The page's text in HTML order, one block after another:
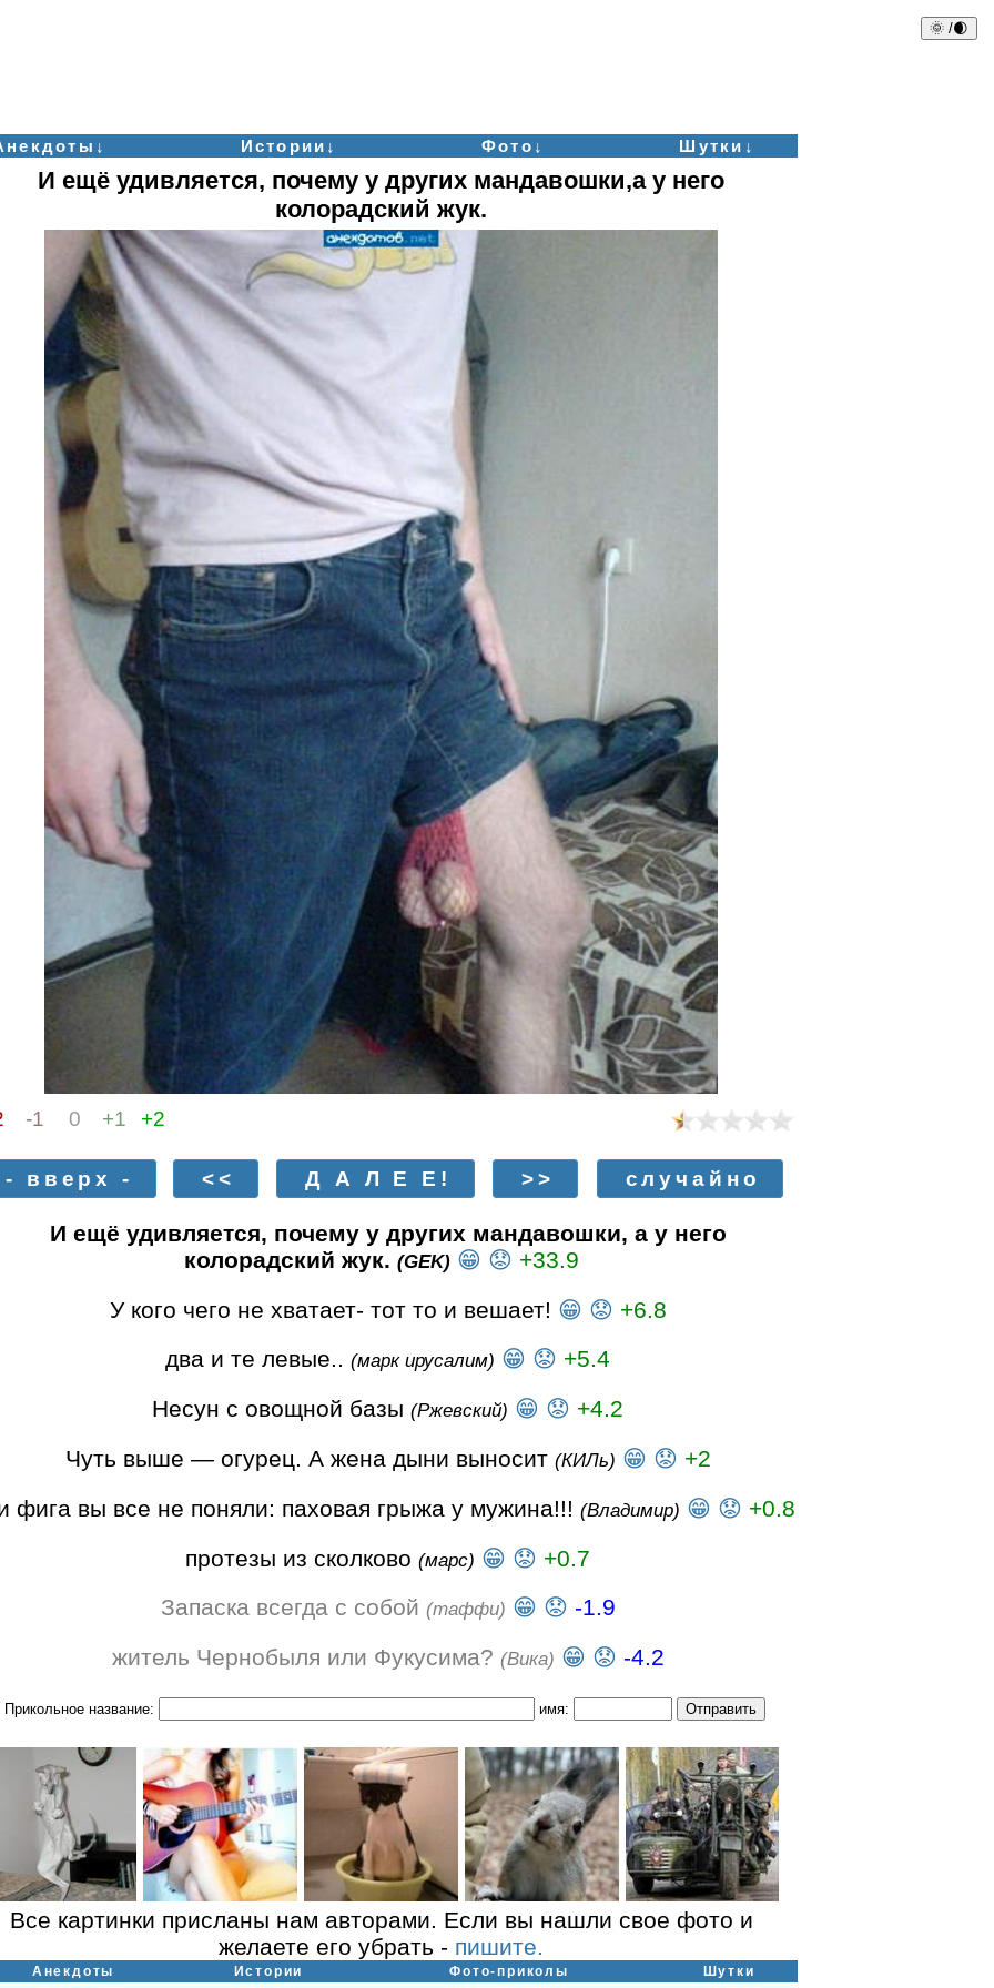
🌞 /🌒
Истории↓ Фото↓ Шутки↓
И ещё удивляется, почему у других мандавошки,а у него
колорадский жук.
-1 0 +1 +2
- вверх - << Д А Л Е Е! >> случайно
И ещё удивляется, почему у других мандавошки, а у него
колорадский жук. (GEK) 😁 😟 +33.9
У кого чего не хватает- тот то и вешает! 😁 😟 +6.8
два и те левые.. (марк ирусалим) 😁 😟 +5.4
Несун с овощной базы (Ржевский) 😁 😟 +4.2
Чуть выше — огурец. А жена дыни выносит (КИЛь) 😁 😟 +2
вы все не поняли: паховая грыжа у мужина!!! (Владимир) 😁 😟 +0.8
протезы из сколково (марс) 😁 😟 +0.7
Запаска всегда с собой (таффи) 😁 😟 -1.9
житель Чернобыля или Фукусима? (Вика) 😁 😟 -4.2
Прикольное название: имя:
Все картинки присланы нам авторами. Если вы нашли свое фото и
желаете его убрать - пишите.
Анекдоты Истории Фото-приколы Шутки